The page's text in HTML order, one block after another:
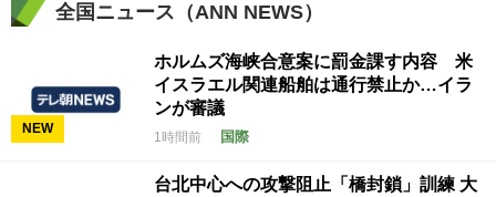
全国ニュース（ANN NEWS）
NEW
ホルムズ海峡合意案に罰金課す内容 米
イスラエル関連船舶は通行禁止か…イラ
ンが審議
1時間前 国際
台北中心への攻撃阻止「橋封鎖」訓練 大